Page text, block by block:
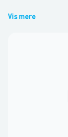
Vis mere